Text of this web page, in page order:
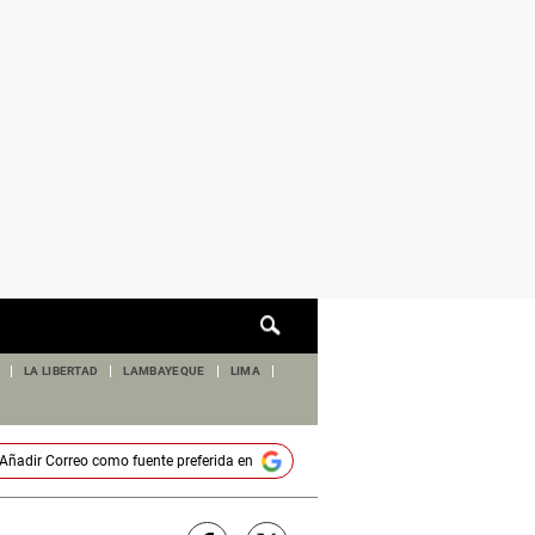
de
LA LIBERTAD LAMBAYEQUE LIMA
Correocomo fuente preferida en